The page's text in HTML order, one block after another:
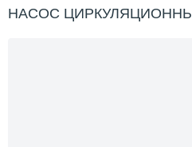
НАСОС ЦИРКУЛЯЦИОННЫЙ